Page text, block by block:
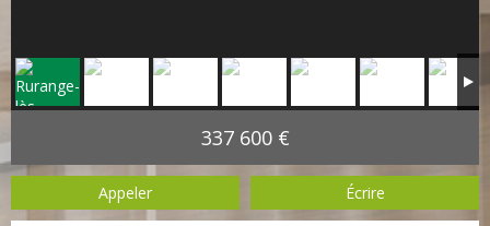
337 600 €
Appeler Écrire